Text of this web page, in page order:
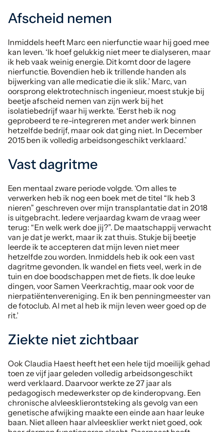
Afscheid nemen
Inmiddels heeft Marc een nierfunctie waar hij goed mee
kan leven. ‘Ik hoef gelukkig niet meer te dialyseren, maar
ik heb vaak weinig energie. Dit komt door de lagere
nierfunctie. Bovendien heb ik trillende handen als
bijwerking van alle medicatie die ik slik.’ Marc, van
oorsprong elektrotechnisch ingenieur, moest stukje bij
beetje afscheid nemen van zijn werk bij het
isolatiebedrijf waar hij werkte. ‘Eerst heb ik nog
geprobeerd te re-integreren met ander werk binnen
hetzelfde bedrijf, maar ook dat ging niet. In December
2015 ben ik volledig arbeidsongeschikt verklaard.’
Vast dagritme
Een mentaal zware periode volgde. ‘Om alles te
verwerken heb ik nog een boek met de titel “Ik heb 3
nieren” geschreven over mijn transplantatie dat in 2018
is uitgebracht. Iedere verjaardag kwam de vraag weer
terug: “En welk werk doe jij?”. De maatschappij verwacht
van je dat je werkt, maar ik zat thuis. Stukje bij beetje
leerde ik te accepteren dat mijn leven niet meer
hetzelfde zou worden. Inmiddels heb ik ook een vast
dagritme gevonden. Ik wandel en fiets veel, werk in de
tuin en doe boodschappen met de fiets. Ik doe leuke
dingen, voor Samen Veerkrachtig, maar ook voor de
nierpatiëntenvereniging. En ik ben penningmeester van
de fotoclub. Al met al heb ik mijn leven weer goed op de
rit.’
Ziekte niet zichtbaar
Ook Claudia Haest heeft het een hele tijd moeilijk gehad
toen ze vijf jaar geleden volledig arbeidsongeschikt
werd verklaard. Daarvoor werkte ze 27 jaar als
pedagogisch medewerkster op de kinderopvang. Een
chronische alvleesklierontsteking als gevolg van een
genetische afwijking maakte een einde aan haar leuke
baan. Niet alleen haar alvleesklier werkt niet goed, ook